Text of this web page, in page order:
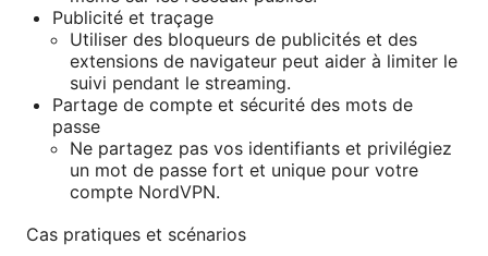
Publicité et traçage
Utiliser des bloqueurs de publicités et des
extensions de navigateur peut aider à limiter le
suivi pendant le streaming.
Partage de compte et sécurité des mots de
passe
Ne partagez pas vos identifiants et privilégiez
un mot de passe fort et unique pour votre
compte NordVPN.
Cas pratiques et scénarios